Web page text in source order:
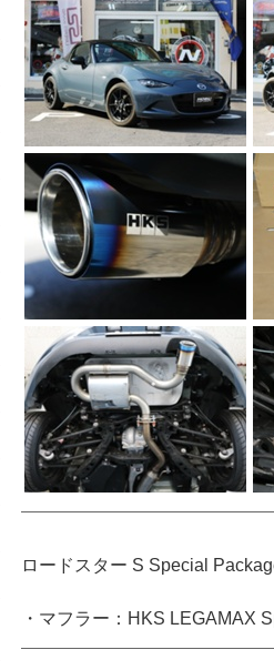
ロードスター S Special
・マフラー：HKS LEGAMAX